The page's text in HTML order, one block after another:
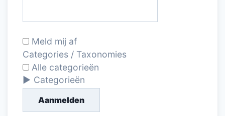
Meld mij af
Categories / Taxonomies
Alle categorieën
Categorieën
Aanmelden